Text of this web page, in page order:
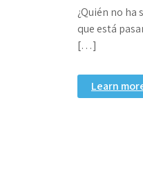
¿Quién no
que está
[…]
Learn